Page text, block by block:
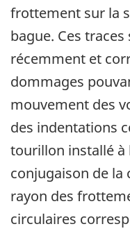
frottement sur la
bague. Ces
récemment et
dommages
mouvement des
des indentations
tourillon installé
conjugaison de la
rayon des
circulaires